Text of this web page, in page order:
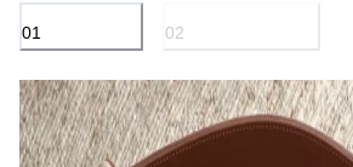
01 02